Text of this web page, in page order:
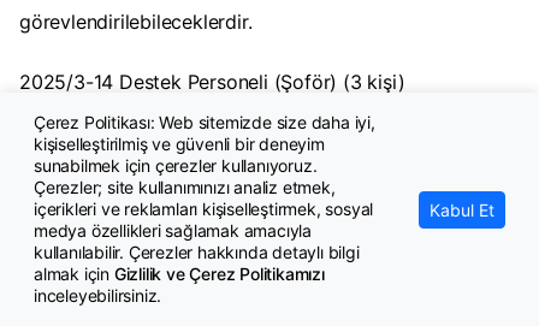
görevlendirilebileceklerdir.
2025/3-14 Destek Personeli (Şoför) (3 kişi)
ÖZEL ŞARTLAR
Önlisans mezunu olmak,
2024 Yılı KPSS (P93) puan türünden en az 50 (elli) puan
almış olmak,
Çerez Politikası: Web sitemizde size daha iyi,
kişiselleştirilmiş ve güvenli bir deneyim
sunabilmek için çerezler kullanıyoruz.
Çerezler; site kullanımınızı analiz etmek,
içerikleri ve reklamları kişiselleştirmek, sosyal
medya özellikleri sağlamak amacıyla
kullanılabilir. Çerezler hakkında detaylı bilgi
almak için Gizlilik ve Çerez Politikamızı
inceleyebilirsiniz.
Kabul Et